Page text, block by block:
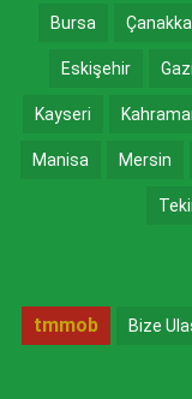
Bursa
Eskişehir
Kayseri
Manisa Mersin
tmmob Bize